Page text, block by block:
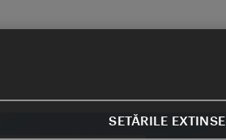
SETĂRILE EXTINSE